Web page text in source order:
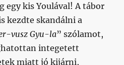
egy kis Youlával! A tábor
kezdte skandálni a
vusz Gyu-la” szólamot,
integetett
miatt jó kijárni,